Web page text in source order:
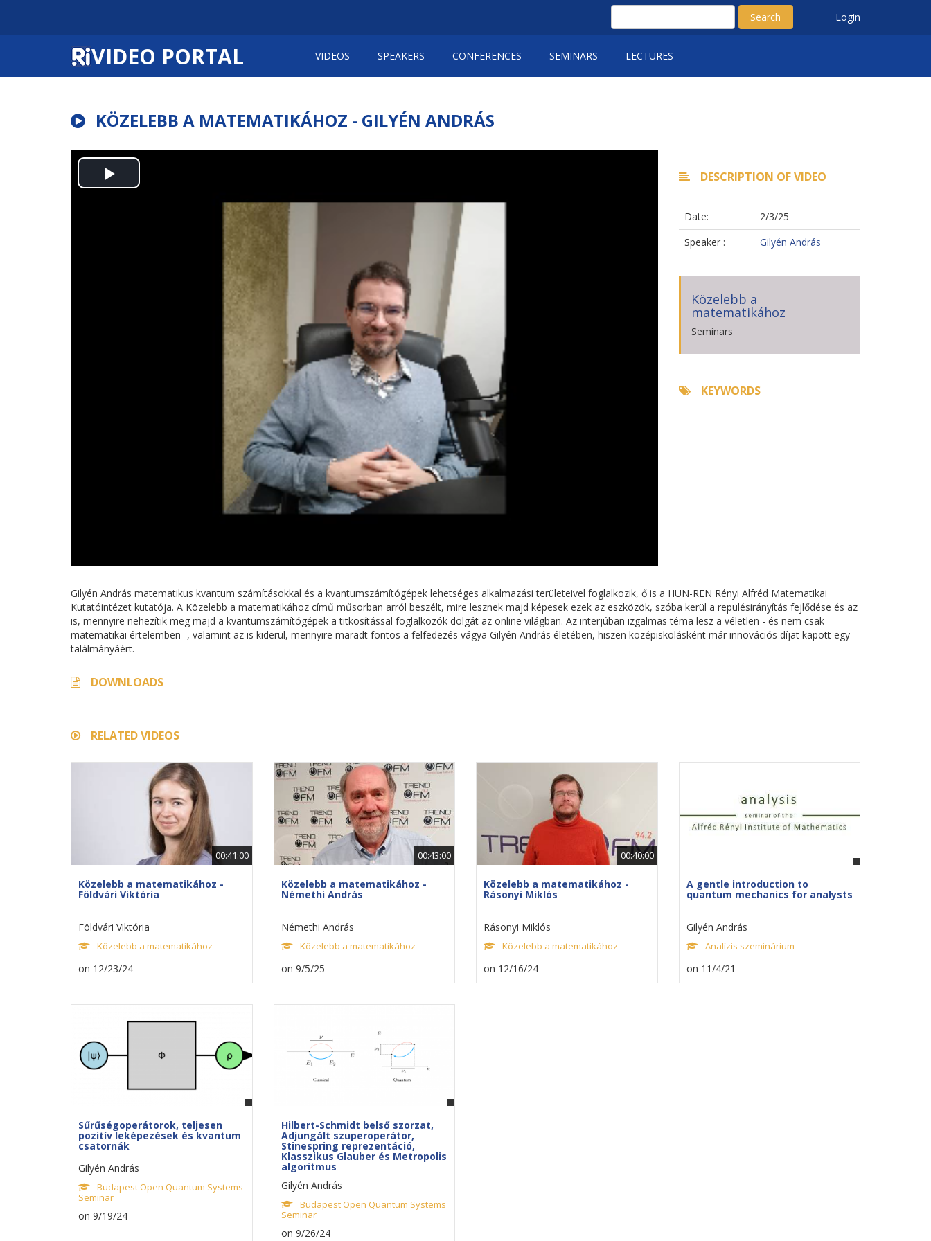
Search Login
VIDEO PORTAL VIDEOS SPEAKERS CONFERENCES SEMINARS LECTURES
KÖZELEBB A MATEMATIKÁHOZ - GILYÉN ANDRÁS
Play
DESCRIPTION OF VIDEO
Date:
2/3/25
Speaker :
Gilyén András
Közelebb a
matematikához
Seminars
KEYWORDS
Gilyén András matematikus kvantum számításokkal és a kvantumszámítógépek lehetséges alkalmazási területeivel foglalkozik, ő is a HUN-REN Rényi Alfréd Matematikai
Kutatóintézet kutatója. A Közelebb a matematikához című műsorban arról beszélt, mire lesznek majd képesek ezek az eszközök, szóba kerül a repülésirányítás fejlődése és az
is, mennyire nehezítik meg majd a kvantumszámítógépek a titkosítással foglalkozók dolgát az online világban. Az interjúban izgalmas téma lesz a véletlen - és nem csak
matematikai értelemben -, valamint az is kiderül, mennyire maradt fontos a felfedezés vágya Gilyén András életében, hiszen középiskolásként már innovációs díjat kapott egy
találmányáért.
DOWNLOADS
RELATED VIDEOS
00:41:00
Közelebb a matematikához -
Földvári Viktória
Földvári Viktória
Közelebb a matematikához
on 12/23/24
00:43:00
Közelebb a matematikához -
Némethi András
Némethi András
Közelebb a matematikához
on 9/5/25
00:40:00
Közelebb a matematikához -
Rásonyi Miklós
Rásonyi Miklós
Közelebb a matematikához
on 12/16/24
A gentle introduction to
quantum mechanics for analysts
Gilyén András
Analízis szeminárium
on 11/4/21
Sűrűségoperátorok, teljesen
pozitív leképezések és kvantum
csatornák
Gilyén András
Budapest Open Quantum Systems
Seminar
on 9/19/24
Hilbert-Schmidt belső szorzat,
Adjungált szuperoperátor,
Stinespring reprezentáció,
Klasszikus Glauber és Metropolis
algoritmus
Gilyén András
Budapest Open Quantum Systems
Seminar
on 9/26/24